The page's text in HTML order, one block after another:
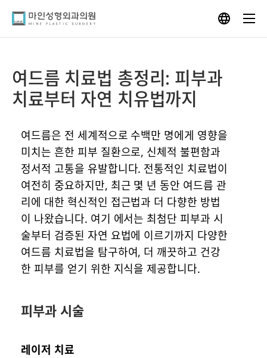
content
여드름 치료법 총정리: 피부과
치료부터 자연 치유법까지
여드름은 전 세계적으로 수백만 명에게 영향을
미치는 흔한 피부 질환으로, 신체적 불편함과
정서적 고통을 유발합니다. 전통적인 치료법이
여전히 중요하지만, 최근 몇 년 동안 여드름 관
리에 대한 혁신적인 접근법과 더 다향한 방법
이 나왔습니다. 여기 에서는 최첨단 피부과 시
술부터 검증된 자연 요법에 이르기까지 다양한
여드름 치료법을 탐구하여, 더 깨끗하고 건강
한 피부를 얻기 위한 지식을 제공합니다.
피부과 시술
레이저 치료